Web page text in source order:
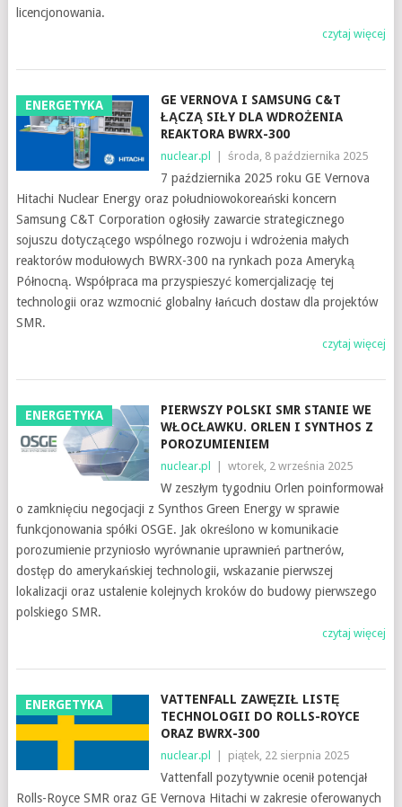
licencjonowania.
czytaj więcej
ENERGETYKA
GE VERNOVA I SAMSUNG C&T
ŁĄCZĄ SIŁY DLA WDROŻENIA
REAKTORA BWRX-300
nuclear.pl środa, 8 października 2025
7 października 2025 roku GE Vernova
Hitachi Nuclear Energy oraz południowokoreański koncern
Samsung C&T Corporation ogłosiły zawarcie strategicznego
sojuszu dotyczącego wspólnego rozwoju i wdrożenia małych
reaktorów modułowych BWRX-300 na rynkach poza Ameryką
Północną. Współpraca ma przyspieszyć komercjalizację tej
technologii oraz wzmocnić globalny łańcuch dostaw dla projektów
SMR.
czytaj więcej
ENERGETYKA
PIERWSZY POLSKI SMR STANIE WE
WŁOCŁAWKU. ORLEN I SYNTHOS Z
POROZUMIENIEM
nuclear.pl wtorek, 2 września 2025
W zeszłym tygodniu Orlen poinformował
o zamknięciu negocjacji z Synthos Green Energy w sprawie
funkcjonowania spółki OSGE. Jak określono w komunikacie
porozumienie przyniosło wyrównanie uprawnień partnerów,
dostęp do amerykańskiej technologii, wskazanie pierwszej
lokalizacji oraz ustalenie kolejnych kroków do budowy pierwszego
polskiego SMR.
czytaj więcej
ENERGETYKA
VATTENFALL ZAWĘZIŁ LISTĘ
TECHNOLOGII DO ROLLS-ROYCE
ORAZ BWRX-300
nuclear.pl piątek, 22 sierpnia 2025
Vattenfall pozytywnie ocenił potencjał
Rolls-Royce SMR oraz GE Vernova Hitachi w zakresie oferowanych